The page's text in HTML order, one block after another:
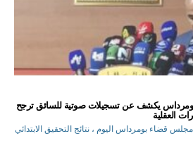
يكشف عن تسجيلات صوتية للسائق ترجح
العقلية
مجلس قضاء بومرداس اليوم ، نتائج التحقيق الابتدائي